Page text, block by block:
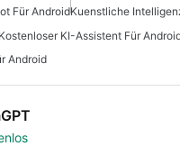
Für AndroidKuenstliche
KI-Assistent Für
Android